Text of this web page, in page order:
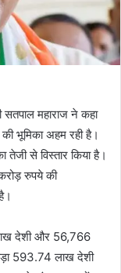
महाराज ने कहा
की भूमिका अहम रही है।
तेजी से विस्तार किया है।
रुपये की
देशी और 56,766
593.74 लाख देशी